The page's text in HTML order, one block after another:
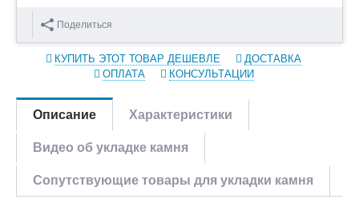
Поделиться
КУПИТЬ ЭТОТ ТОВАР ДЕШЕВЛЕ
ДОСТАВКА
ОПЛАТА
КОНСУЛЬТАЦИИ
Описание Характеристики
Видео об укладке камня
Сопутствующие товары для укладки камня